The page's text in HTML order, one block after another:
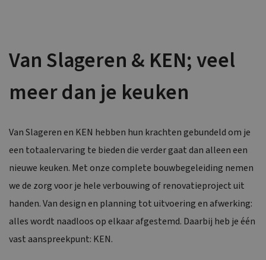
Van Slageren & KEN; veel
meer dan je keuken
Van Slageren en KEN hebben hun krachten gebundeld om je
een totaalervaring te bieden die verder gaat dan alleen een
nieuwe keuken. Met onze complete bouwbegeleiding nemen
we de zorg voor je hele verbouwing of renovatieproject uit
handen. Van design en planning tot uitvoering en afwerking:
alles wordt naadloos op elkaar afgestemd. Daarbij heb je één
vast aanspreekpunt: KEN.